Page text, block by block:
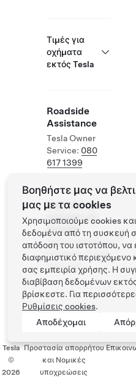
Τιμές για
οχήματα
εκτός Tesla
Roadside
Assistance
Tesla Owner
Service: 080
617 1399
Supercharger
ανοιχτός για
άλλα EV
Υποστηριζόμενα
οχήματα: Tesla,
άλλα EV
Tesla
©
2026
Προστασία απορρήτου
και Νομικές
υποχρεώσεις
Βοηθήστε μας να
μας με τα cookies
Χρησιμοποιούμε cookies
δεδομένα από τη συσκευή
απόδοση του ιστοτόπου, να
διαφημιστικό περιεχόμενο
σας εμπειρία χρήσης. Η
διαβίβαση δεδομένων
βρίσκεστε. Για
Ρυθμίσεις cookies.
Αποδέχομαι